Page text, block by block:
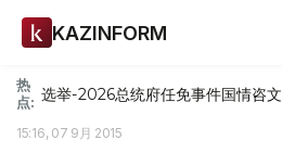
KAZINFORM
热
点: 选举-2026总统府任免事件国情咨文
15:16, 07 9月 2015